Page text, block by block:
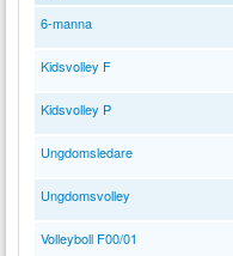
6-manna
Kidsvolley F
Kidsvolley P
Ungdomsledare
Ungdomsvolley
Volleyboll F00/01